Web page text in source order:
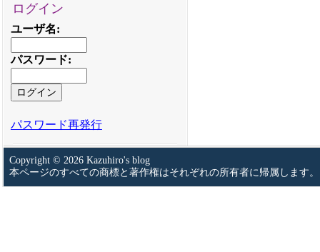
ログイン
ユーザ名:
パスワード:
パスワード再発行
Copyright © 2026 Kazuhiro's blog
本ページのすべての商標と著作権はそれぞれの所有者に帰属します。